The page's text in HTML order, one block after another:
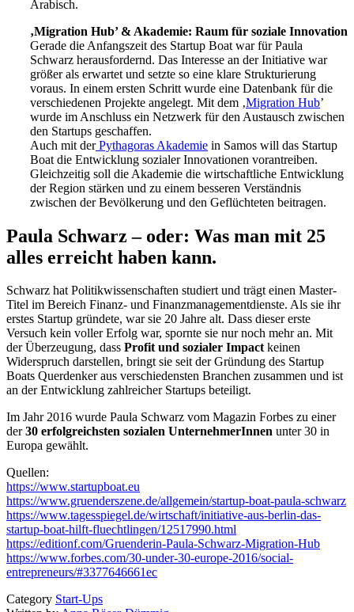
Arabisch.
‚Migration Hub’ & Akademie: Raum für soziale Innovation
Gerade die Anfangszeit des Startup Boat war für Paula
Schwarz herausfordernd. Das Interesse an der Initiative war
größer als erwartet und setzte so eine klare Strukturierung
voraus. In einem ersten Schritt wurde eine Datenbank für die
verschiedenen Projekte angelegt. Mit dem ‚Migration Hub’
wurde im Anschluss ein Netzwerk für den Austausch zwischen
den Startups geschaffen.
Auch mit der Pythagoras Akademie in Samos will das Startup
Boat die Entwicklung sozialer Innovationen vorantreiben.
Gleichzeitig soll die Akademie die wirtschaftliche Entwicklung
der Region stärken und zu einem besseren Verständnis
zwischen der Bevölkerung und den Geflüchteten beitragen.
Paula Schwarz – oder: Was man mit 25
alles erreicht haben kann.
Schwarz hat Politikwissenschaften studiert und trägt einen Master-
Titel im Bereich Finanz- und Finanzmanagementdienste. Als sie ihr
erstes Startup gründete, war sie 20 Jahre alt. Dass dieser erste
Versuch kein voller Erfolg war, spornte sie nur noch mehr an. Mit
der Überzeugung, dass Profit und sozialer Impactkeinen
Widerspruch darstellen, bringt sie seit der Gründung des Startup
Boats Querdenker aus verschiedensten Branchen zusammen und ist
an der Entwicklung zahlreicher Startups beteiligt.
Im Jahr 2016 wurde Paula Schwarz vom Magazin Forbes zu einer
der30 erfolgreichsten sozialen UnternehmerInnen unter 30 in
Europa gewählt.
Quellen:
https://www.startupboat.eu
https://www.gruenderszene.de/allgemein/startup-boat-paula-schwarz
https://www.tagesspiegel.de/wirtschaft/initiative-aus-berlin-das-
startup-boat-hilft-fluechtlingen/12517990.html
https://editionf.com/Gruenderin-Paula-Schwarz-Migration-Hub
https://www.forbes.com/30-under-30-europe-2016/social-
entrepreneurs/#3377646661ec
Category Start-Ups